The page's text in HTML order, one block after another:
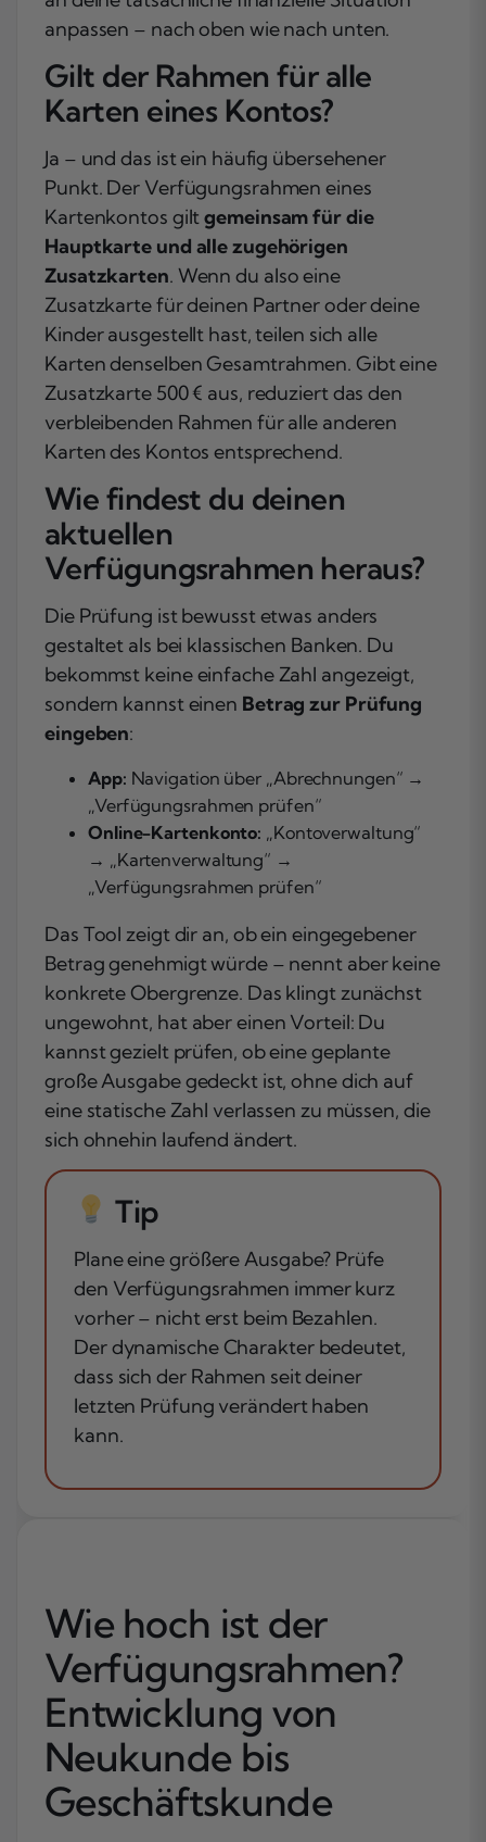
anpassen – nach oben wie nach unten.
Gilt der Rahmen für alle
Karten eines Kontos?
Ja – und das ist ein häufig übersehener
Punkt. Der Verfügungsrahmen eines
Kartenkontos giltgemeinsam für die
Hauptkarte und alle zugehörigen
Zusatzkarten. Wenn du also eine
Zusatzkarte für deinen Partner oder deine
Kinder ausgestellt hast, teilen sich alle
Karten denselben Gesamtrahmen. Gibt eine
Zusatzkarte 500 € aus, reduziert das den
verbleibenden Rahmen für alle anderen
Karten des Kontos entsprechend.
Wie findest du deinen
aktuellen
Verfügungsrahmen heraus?
Die Prüfung ist bewusst etwas anders
gestaltet als bei klassischen Banken. Du
bekommst keine einfache Zahl angezeigt,
sondern kannst einen Betrag zur Prüfung
eingeben:
App: Navigation über „Abrechnungen“ →
„Verfügungsrahmen prüfen“
Online-Kartenkonto: „Kontoverwaltung“
→ „Kartenverwaltung“ →
„Verfügungsrahmen prüfen“
Das Tool zeigt dir an, ob ein eingegebener
Betrag genehmigt würde – nennt aber keine
konkrete Obergrenze. Das klingt zunächst
ungewohnt, hat aber einen Vorteil: Du
kannst gezielt prüfen, ob eine geplante
große Ausgabe gedeckt ist, ohne dich auf
eine statische Zahl verlassen zu müssen, die
sich ohnehin laufend ändert.
Tip
Plane eine größere Ausgabe? Prüfe
den Verfügungsrahmen immer kurz
vorher – nicht erst beim Bezahlen.
Der dynamische Charakter bedeutet,
dass sich der Rahmen seit deiner
letzten Prüfung verändert haben
kann.
Wie hoch ist der
Verfügungsrahmen?
Entwicklung von
Neukunde bis
Geschäftskunde